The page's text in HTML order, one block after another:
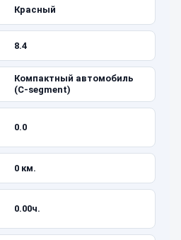
Красный
8.4
Компактный автомобиль
(C-segment)
0.0
0 км.
0.00ч.